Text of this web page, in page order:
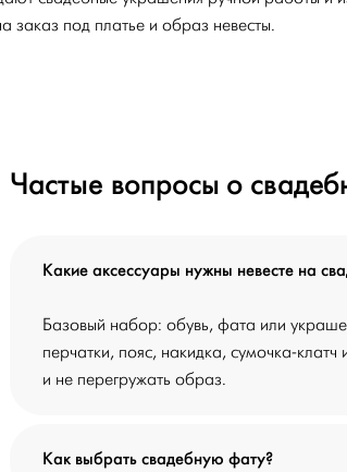
заказ под платье и образ невесты.
Частые вопросы о
Какие аксессуары нужны невесте на
Базовый набор: обувь, фата или
перчатки, пояс, накидка, сумочка-
и не перегружать образ.
Как выбрать свадебную фату?